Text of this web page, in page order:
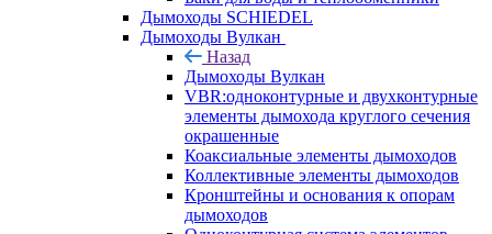
Дымоходы SCHIEDEL
Дымоходы Вулкан
Назад
Дымоходы Вулкан
VBR:одноконтурные и двухконтурные
элементы дымохода круглого сечения
окрашенные
Коаксиальные элементы дымоходов
Коллективные элементы дымоходов
Кронштейны и основания к опорам
дымоходов